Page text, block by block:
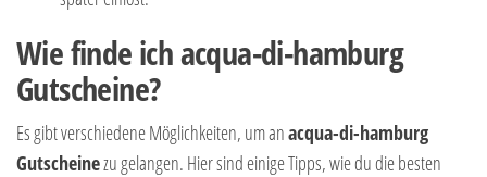
Wie finde ich acqua-di-hamburg
Gutscheine?
Es gibt verschiedene Möglichkeiten, um anacqua-di-hamburg
Gutscheinezu gelangen. Hier sind einige Tipps, wie du die besten